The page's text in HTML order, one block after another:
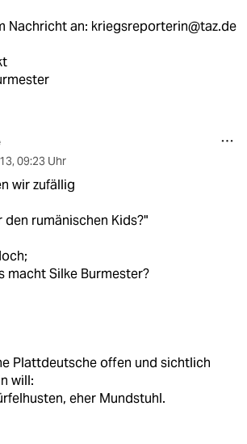
Nachricht an: kriegsreporterin@taz.de
, 09:23 Uhr
wir zufällig
den rumänischen Kids?"
macht Silke Burmester?
Plattdeutsche offen und sichtlich
will:
eher Mundstuhl.